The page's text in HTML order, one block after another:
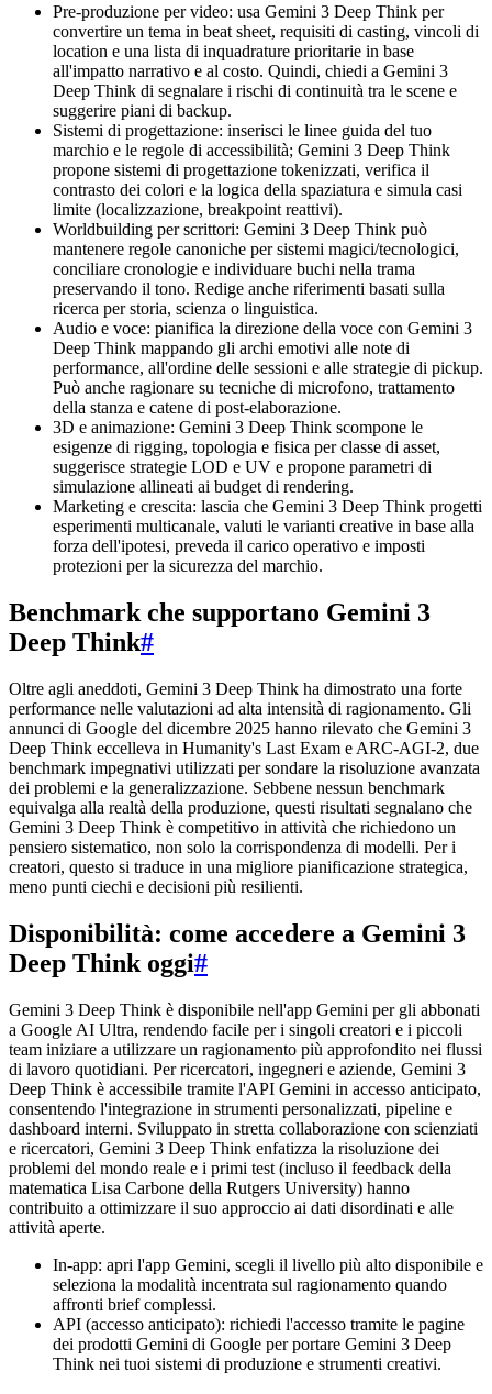
Pre-produzione per video: usa Gemini 3 Deep Think per
convertire un tema in beat sheet, requisiti di casting, vincoli di
location e una lista di inquadrature prioritarie in base
all'impatto narrativo e al costo. Quindi, chiedi a Gemini 3
Deep Think di segnalare i rischi di continuità tra le scene e
suggerire piani di backup.
Sistemi di progettazione: inserisci le linee guida del tuo
marchio e le regole di accessibilità; Gemini 3 Deep Think
propone sistemi di progettazione tokenizzati, verifica il
contrasto dei colori e la logica della spaziatura e simula casi
limite (localizzazione, breakpoint reattivi).
Worldbuilding per scrittori: Gemini 3 Deep Think può
mantenere regole canoniche per sistemi magici/tecnologici,
conciliare cronologie e individuare buchi nella trama
preservando il tono. Redige anche riferimenti basati sulla
ricerca per storia, scienza o linguistica.
Audio e voce: pianifica la direzione della voce con Gemini 3
Deep Think mappando gli archi emotivi alle note di
performance, all'ordine delle sessioni e alle strategie di pickup.
Può anche ragionare su tecniche di microfono, trattamento
della stanza e catene di post-elaborazione.
3D e animazione: Gemini 3 Deep Think scompone le
esigenze di rigging, topologia e fisica per classe di asset,
suggerisce strategie LOD e UV e propone parametri di
simulazione allineati ai budget di rendering.
Marketing e crescita: lascia che Gemini 3 Deep Think progetti
esperimenti multicanale, valuti le varianti creative in base alla
forza dell'ipotesi, preveda il carico operativo e imposti
protezioni per la sicurezza del marchio.
Benchmark che supportano Gemini 3
Deep Think#
Oltre agli aneddoti, Gemini 3 Deep Think ha dimostrato una forte
performance nelle valutazioni ad alta intensità di ragionamento. Gli
annunci di Google del dicembre 2025 hanno rilevato che Gemini 3
Deep Think eccelleva in Humanity's Last Exam e ARC-AGI-2, due
benchmark impegnativi utilizzati per sondare la risoluzione avanzata
dei problemi e la generalizzazione. Sebbene nessun benchmark
equivalga alla realtà della produzione, questi risultati segnalano che
Gemini 3 Deep Think è competitivo in attività che richiedono un
pensiero sistematico, non solo la corrispondenza di modelli. Per i
creatori, questo si traduce in una migliore pianificazione strategica,
meno punti ciechi e decisioni più resilienti.
Disponibilità: come accedere a Gemini 3
Deep Think oggi#
Gemini 3 Deep Think è disponibile nell'app Gemini per gli abbonati
a Google AI Ultra, rendendo facile per i singoli creatori e i piccoli
team iniziare a utilizzare un ragionamento più approfondito nei flussi
di lavoro quotidiani. Per ricercatori, ingegneri e aziende, Gemini 3
Deep Think è accessibile tramite l'API Gemini in accesso anticipato,
consentendo l'integrazione in strumenti personalizzati, pipeline e
dashboard interni. Sviluppato in stretta collaborazione con scienziati
e ricercatori, Gemini 3 Deep Think enfatizza la risoluzione dei
problemi del mondo reale e i primi test (incluso il feedback della
matematica Lisa Carbone della Rutgers University) hanno
contribuito a ottimizzare il suo approccio ai dati disordinati e alle
attività aperte.
In-app: apri l'app Gemini, scegli il livello più alto disponibile e
seleziona la modalità incentrata sul ragionamento quando
affronti brief complessi.
API (accesso anticipato): richiedi l'accesso tramite le pagine
dei prodotti Gemini di Google per portare Gemini 3 Deep
Think nei tuoi sistemi di produzione e strumenti creativi.